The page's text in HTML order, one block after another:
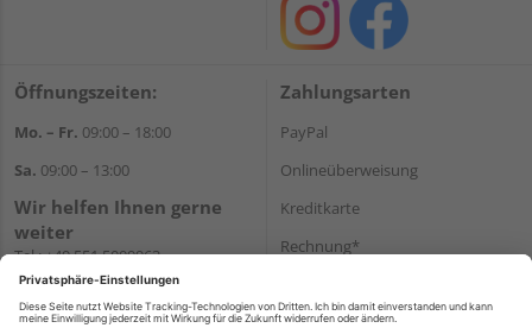
Öffnungszeiten:
Mo. – Fr. 09:00 – 18:00
Sa. 09:00 – 13:00
Wir helfen Ihnen gerne
weiter
Tel.:+49 551 5009963
E-Mail:shop@holzland-
hasselbach.de
Zahlungsarten
PayPal
Onlineüberweisung
Kreditkarte
Rechnung*
Versand